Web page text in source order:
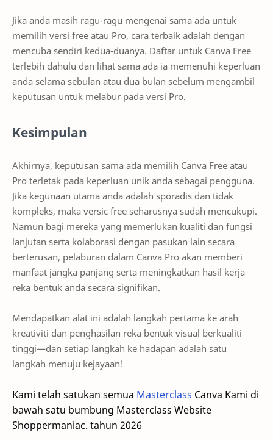
Jika anda masih ragu-ragu mengenai sama ada untuk
memilih versi free atau Pro, cara terbaik adalah dengan
mencuba sendiri kedua-duanya. Daftar untuk Canva Free
terlebih dahulu dan lihat sama ada ia memenuhi keperluan
anda selama sebulan atau dua bulan sebelum mengambil
keputusan untuk melabur pada versi Pro.
Kesimpulan
Akhirnya, keputusan sama ada memilih Canva Free atau
Pro terletak pada keperluan unik anda sebagai pengguna.
Jika kegunaan utama anda adalah sporadis dan tidak
kompleks, maka versic free seharusnya sudah mencukupi.
Namun bagi mereka yang memerlukan kualiti dan fungsi
lanjutan serta kolaborasi dengan pasukan lain secara
berterusan, pelaburan dalam Canva Pro akan memberi
manfaat jangka panjang serta meningkatkan hasil kerja
reka bentuk anda secara signifikan.
Mendapatkan alat ini adalah langkah pertama ke arah
kreativiti dan penghasilan reka bentuk visual berkualiti
tinggi—dan setiap langkah ke hadapan adalah satu
langkah menuju kejayaan!
Kami telah satukan semua Masterclass Canva Kami di
bawah satu bumbung Masterclass Website
Shoppermaniac. tahun 2026